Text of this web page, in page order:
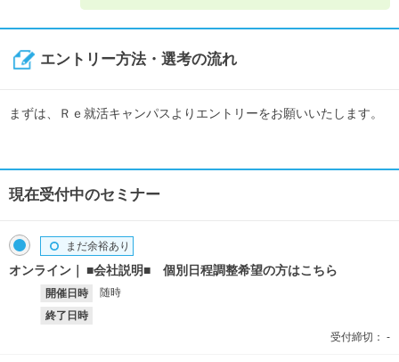
エントリー方法・選考の流れ
まずは、Ｒｅ就活キャンパスよりエントリーをお願いいたします。
現在受付中のセミナー
オンライン ■会社説明■ 個別日程調整希望の方はこちら
開催日時
随時
終了日時
まだ余裕あり
受付締切： -